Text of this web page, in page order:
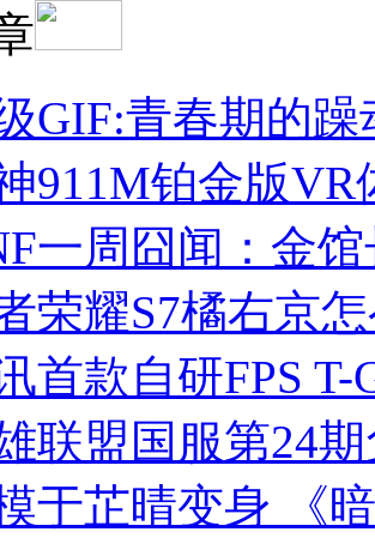
GIF:青春期的
911M铂金版
一周囧闻：金
荣耀S7橘右京
首款自研FPS T-
联盟国服第24
于芷晴变身 《